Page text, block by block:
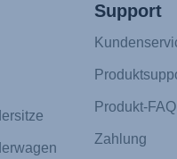
Support
Produkt-FAQ
Zahlung